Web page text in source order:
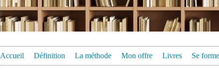
Accueil Définition La méthode Mon offre Livres Se